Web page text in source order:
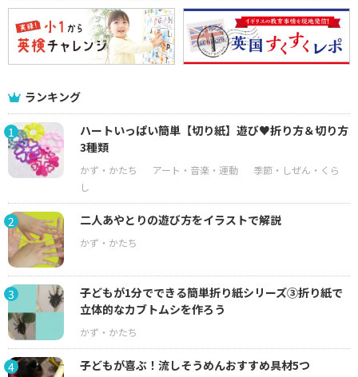
ランキング
1
ハートいっぱい簡単【切り紙】遊び♥折り方＆切り方
3種類
2 二人あやとりの遊び方をイラストで解説
3
子どもが1分でできる簡単折り紙シリーズ③折り紙で
立体的なカブトムシを作ろう
4 子どもが喜ぶ！流しそうめんおすすめ具材5つ